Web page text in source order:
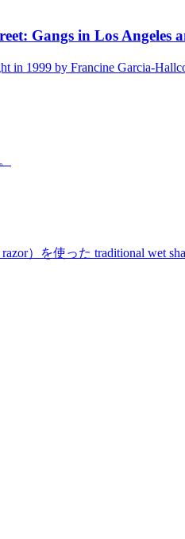
Gangs in Los Angeles
in 1999 by Francine Garcia-
）を使った traditional wet